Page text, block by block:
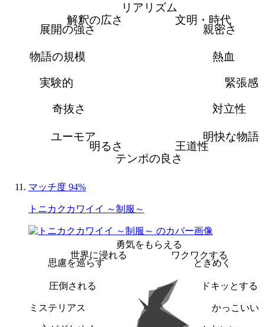
リアリズム
文明・時代
親密さ
熱血
緊張感
対立性
明快な物語
王道性
テンポの良さ
明るさ
ユーモア
奇抜さ
実験的
物語の規模
展開の強さ
解釈の広さ
マッチ度 94%
トニカクカワイイ ～制服～
勇気をもらえる
ワクワクする
ときめく
ドキッとする
かっこいい
ミステリアス
圧倒される
思慮を巡らす
世界に浸れる